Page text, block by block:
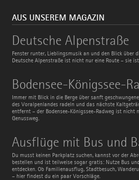
AUS UNSEREM MAGAZIN
Deutsche Alpenstraße
Fenster runter, Lieblingsmusik an und den Blick über
Deutsche Alpenstraße ist nicht nur eine Route – sie
Deutsche
Alpenstraße
Bodensee-Königssee-
Immer mit Blick in die Berge über sanft
des Voralpenlandes radeln und das nächste
entfernt – der Bodensee-Königssee-Radweg ist nicht
Genussweg.
Bodensee-
Königssee-
Radweg
Ausflüge mit Bus und
Du musst keinen Parkplatz suchen, kannst vor der
bestellen und ist teilweise sogar gratis: Nutze Bus
entdecken. Ob Familienausflug, Stadtbesuch,
– hier findest du ein paar Vorschläge.
Ausflüge
mit
Bus
und
Bahn